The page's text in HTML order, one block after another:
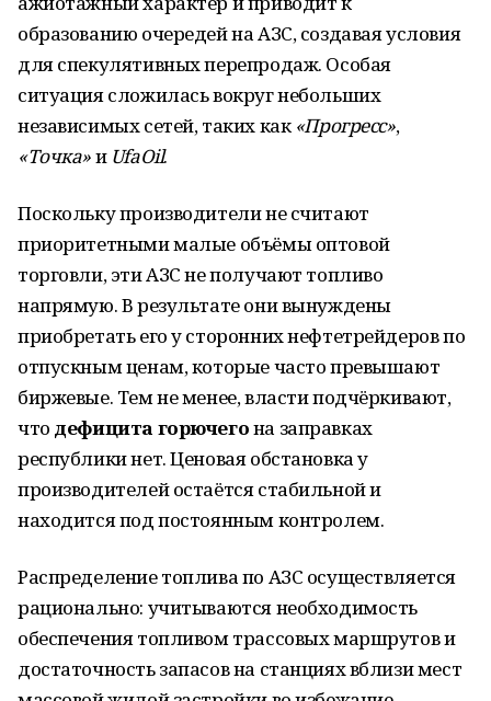
образованию очередей на АЗС, создавая условия
для спекулятивных перепродаж. Особая
ситуация сложилась вокруг небольших
независимых сетей, таких как «Прогресс»,
«Точка»и UfaOil.
Поскольку производители не считают
приоритетными малые объёмы оптовой
торговли, эти АЗС не получают топливо
напрямую. В результате они вынуждены
приобретать его у сторонних нефтетрейдеров по
отпускным ценам, которые часто превышают
биржевые. Тем не менее, власти подчёркивают,
что дефицита горючегона заправках
республики нет. Ценовая обстановка у
производителей остаётся стабильной и
находится под постоянным контролем.
Распределение топлива по АЗС осуществляется
рационально: учитываются необходимость
обеспечения топливом трассовых маршрутов и
достаточность запасов на станциях вблизи мест